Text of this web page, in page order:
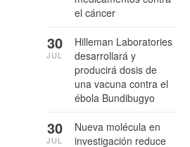
el cáncer
Hilleman Laboratories
desarrollará y
producirá dosis de
una vacuna contra el
ébola Bundibugyo
30
JUL
Nueva molécula en
investigación reduce
30
JUL